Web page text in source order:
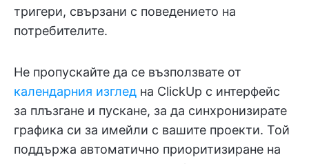
тригери, свързани с поведението на
потребителите.
Не пропускайте да се възползвате от
календарния изглед на ClickUp с интерфейс
за плъзгане и пускане, за да синхронизирате
графика си за имейли с вашите проекти. Той
поддържа автоматично приоритизиране на